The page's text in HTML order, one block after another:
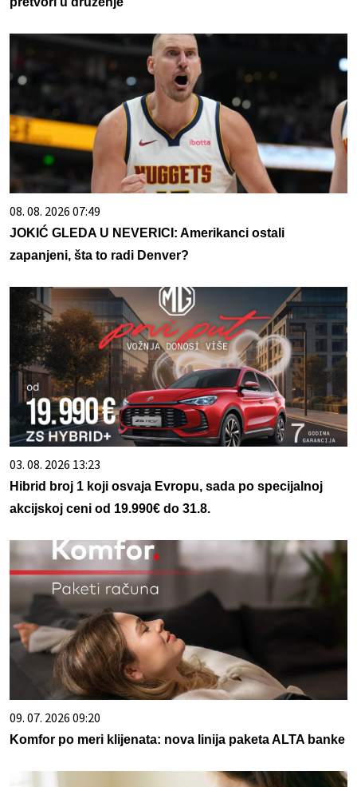
08. 08. 2026 07:49
JOKIĆ GLEDA U NEVERICI: Amerikanci ostali
zapanjeni, šta to radi Denver?
03. 08. 2026 13:23
Hibrid broj 1 koji osvaja Evropu, sada po specijalnoj
akcijskoj ceni od 19.990€ do 31.8.
09. 07. 2026 09:20
Komfor po meri klijenata: nova linija paketa ALTA banke